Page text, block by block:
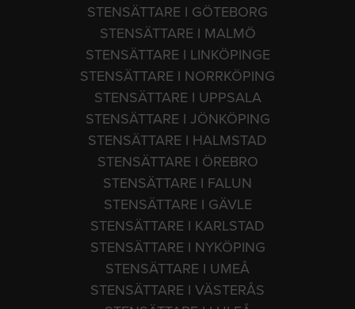
STENSÄTTARE I GÖTEBORG
STENSÄTTARE I MALMÖ
STENSÄTTARE I LINKÖPINGE
STENSÄTTARE I NORRKÖPING
STENSÄTTARE I UPPSALA
STENSÄTTARE I JÖNKÖPING
STENSÄTTARE I HALMSTAD
STENSÄTTARE I ÖREBRO
STENSÄTTARE I FALUN
STENSÄTTARE I GÄVLE
STENSÄTTARE I KARLSTAD
STENSÄTTARE I NYKÖPING
STENSÄTTARE I UMEÅ
STENSÄTTARE I VÄSTERÅS